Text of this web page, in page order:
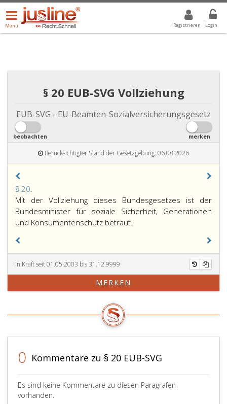
Registrieren Login
Menü
öffnen/schließen
Menü
ALLE DROPDOWN: GEWÄHLTER WERT IST ALLE
§ 20 EUB-SVG Vollziehung
EUB-SVG - EU-Beamten-Sozialversicherungsgesetz
beobachten merken
Berücksichtigter Stand der Gesetzgebung: 06.08.2026
§ 20.
20,
Mit der Vollziehung dieses Bundesgesetzes ist der
Bundesminister für soziale Sicherheit, Generationen
und Konsumentenschutz betraut.
In Kraft seit 01.05.2003 bis 31.12.9999
MERKEN
0 Kommentare zu § 20 EUB-SVG
Es sind keine Kommentare zu diesen Paragrafen
vorhanden.